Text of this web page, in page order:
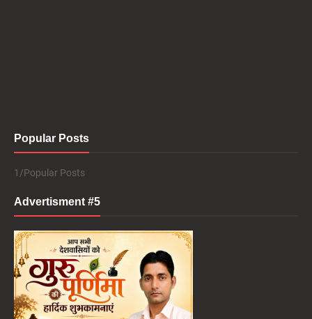
Popular Posts
1/Popular Posts
Advertisment #5